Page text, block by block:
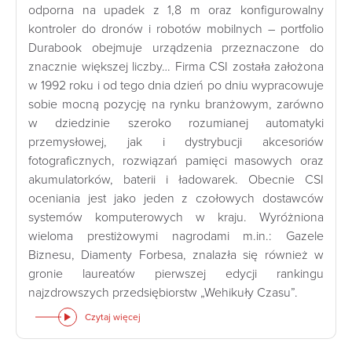
odporna na upadek z 1,8 m oraz konfigurowalny
kontroler do dronów i robotów mobilnych – portfolio
Durabook obejmuje urządzenia przeznaczone do
znacznie większej liczby… Firma CSI została założona
w 1992 roku i od tego dnia dzień po dniu wypracowuje
sobie mocną pozycję na rynku branżowym, zarówno
w dziedzinie szeroko rozumianej automatyki
przemysłowej, jak i dystrybucji akcesoriów
fotograficznych, rozwiązań pamięci masowych oraz
akumulatorków, baterii i ładowarek. Obecnie CSI
oceniania jest jako jeden z czołowych dostawców
systemów komputerowych w kraju. Wyróżniona
wieloma prestiżowymi nagrodami m.in.: Gazele
Biznesu, Diamenty Forbesa, znalazła się również w
gronie laureatów pierwszej edycji rankingu
najzdrowszych przedsiębiorstw „Wehikuły Czasu”.
Czytaj więcej